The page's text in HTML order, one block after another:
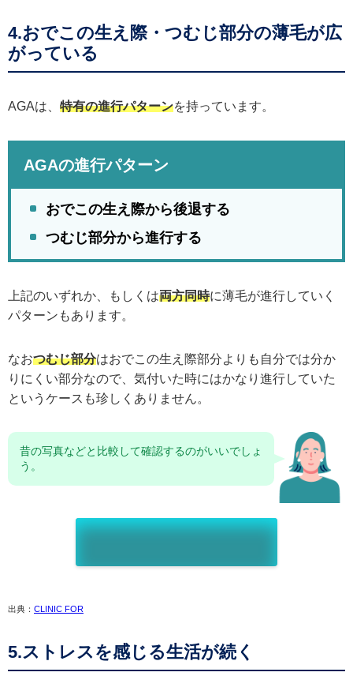
4.おでこの生え際・つむじ部分の薄毛が広
がっている
AGAは、 特有の進行パターンを持っています。
AGAの進行パターン
おでこの生え際から後退する
つむじ部分から進行する
上記のいずれか、もしくは両方同時に薄毛が進行していく
パターンもあります。
なおつむじ部分はおでこの生え際部分よりも自分では分か
りにくい部分なので、気付いた時にはかなり進行していた
というケースも珍しくありません。
昔の写真などと比較して確認するのがいいでしょ
う。
出典： CLINIC FOR
5.ストレスを感じる生活が続く